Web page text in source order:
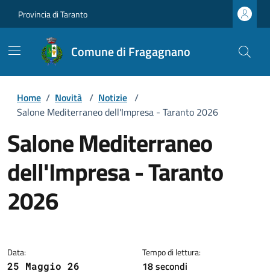
Provincia di Taranto
Comune di Fragagnano
Home / Novità / Notizie /
Salone Mediterraneo dell'Impresa - Taranto 2026
Salone Mediterraneo
dell'Impresa - Taranto
2026
Data:
25 Maggio 26
Tempo di lettura:
18 secondi